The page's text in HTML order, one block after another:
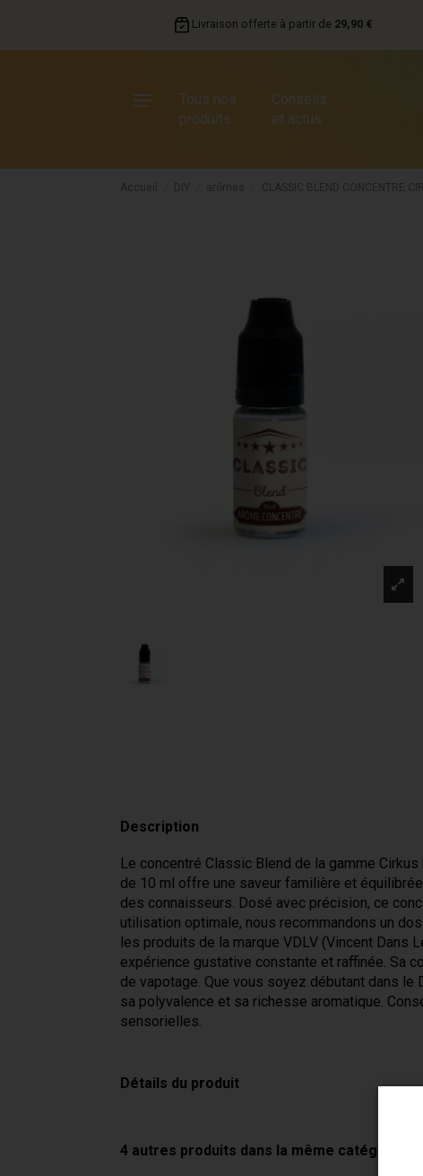
Livraison offerte à partir de 29,90 €
Tous nos
produits
Conseils
et actus
Description
Le concentré Classic Blend de la gamme
de 10 ml offre une saveur familière et
des connaisseurs. Dosé avec précision, ce
utilisation optimale, nous recommandons un
les produits de la marque VDLV (Vincent Dans
expérience gustative constante et raffinée. Sa
de vapotage. Que vous soyez débutant dans
sa polyvalence et sa richesse aromatique.
sensorielles.
Détails du produit
4 autres produits dans la même catégorie :